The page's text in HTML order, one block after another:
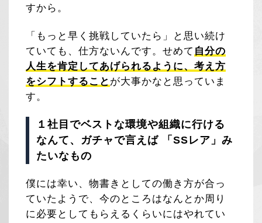
すから。
「もっと早く挑戦していたら」と思い続け
ていても、仕方ないんです。せめて 自分の
人生を肯定してあげられるように、考え方
をシフトすること が大事かなと思っていま
す。
１社目でベストな環境や組織に行ける
なんて、ガチャで言えば 「SSレア」み
たいなもの
僕には幸い、物書きとしての働き方が合っ
ていたようで、今のところはなんとか周り
に必要としてもらえるくらいにはやれてい